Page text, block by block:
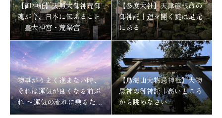
【御神託】天照大御神荒御
魂が今、日本に伝えること
｜皇大神宮・荒祭宮
【多度大社】天津彦根命の
御神託｜運を開く鍵は足元
にある
物事がうまく進まない時、
それは運気が良くなる前ぶ
れ 〜運気の流れに乗るため
にする事〜
【鳥海山大物忌神社】大物
忌神の御神託｜高いところ
から眺めなさい